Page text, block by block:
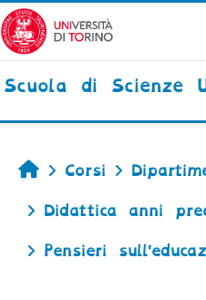
Vai al contenuto
Scuola di Scienze
Home
Corsi
Didattica anni
Pensieri